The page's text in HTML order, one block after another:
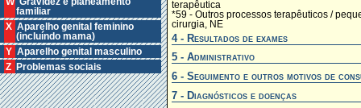
familiar
X Aparelho genital feminino
(incluíndo mama)
Y Aparelho genital masculino
Z Problemas sociais
terapêutica
*59 - Outros processos terapêuticos /
cirurgia, NE
4 - Resultados de exames
5 - Administrativo
6 - Seguimento e outros motivos de
7 - Diagnósticos e doenças